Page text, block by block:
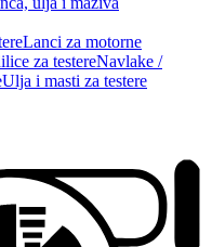
Lanci za motorne
za testereNavlake /
Ulja i masti za testere